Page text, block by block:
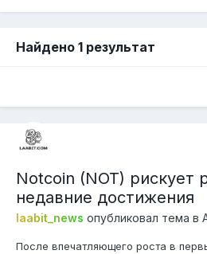
Найдено 1 результат
Notcoin (NOT) рискует
недавние достижения
laabit_news опубликовал тема в
После впечатляющего роста в